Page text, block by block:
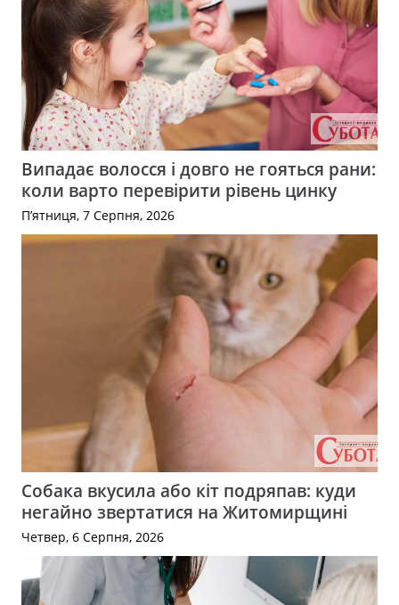
Випадає волосся і довго не гояться рани:
коли варто перевірити рівень цинку
П’ятниця, 7 Серпня, 2026
Собака вкусила або кіт подряпав: куди
негайно звертатися на Житомирщині
Четвер, 6 Серпня, 2026